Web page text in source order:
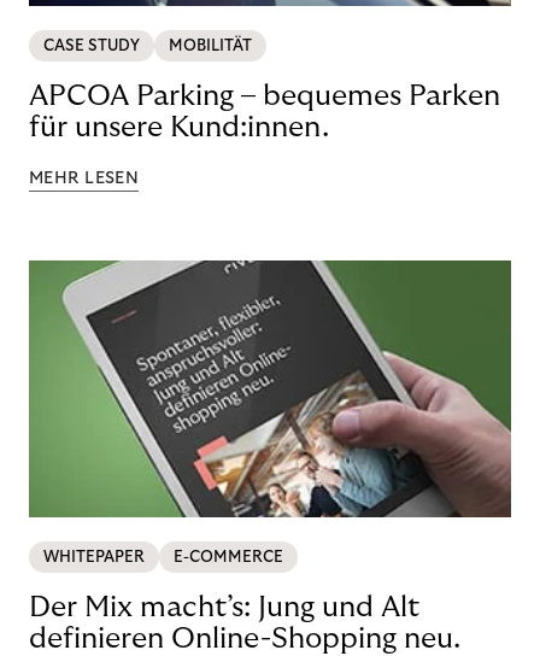
CASE STUDY MOBILITÄT
APCOA Parking – bequemes Parken
für unsere Kund:innen.
MEHR LESEN
WHITEPAPER E-COMMERCE
Der Mix macht’s: Jung und Alt
definieren Online-Shopping neu.